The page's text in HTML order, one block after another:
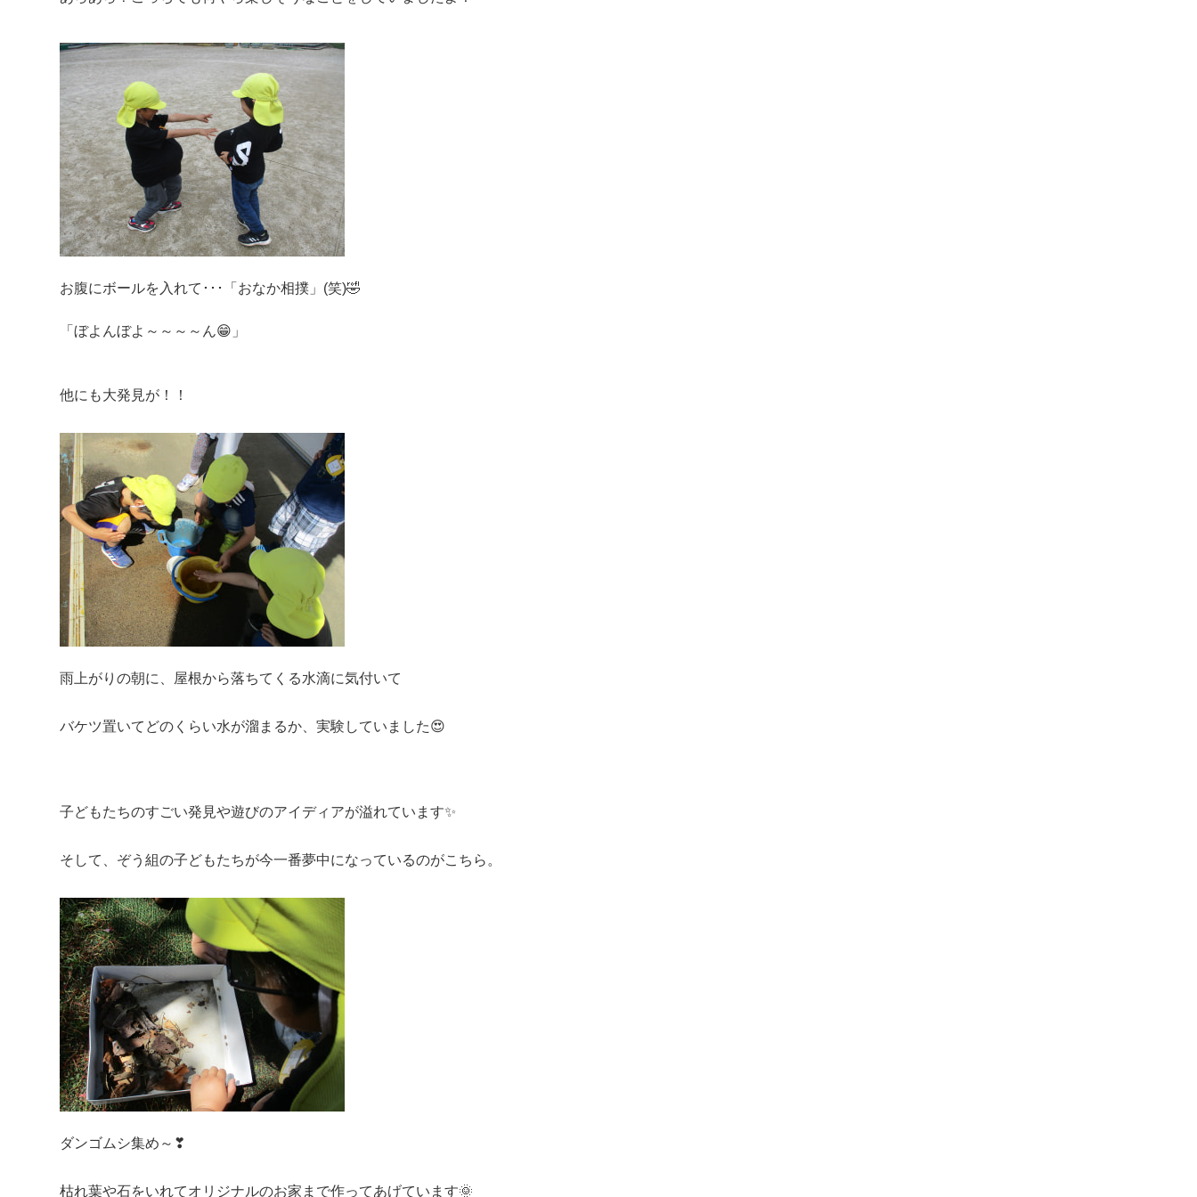
お腹にボールを入れて･･･「おなか相撲」(笑)🤣
「ぼよんぼよ～～～～ん😁」
他にも大発見が！！
雨上がりの朝に、屋根から落ちてくる水滴に気付いて
バケツ置いてどのくらい水が溜まるか、実験していました😍
子どもたちのすごい発見や遊びのアイディアが溢れています✨
そして、ぞう組の子どもたちが今一番夢中になっているのがこちら。
ダンゴムシ集め～❣
枯れ葉や石をいれてオリジナルのお家まで作ってあげています🌞